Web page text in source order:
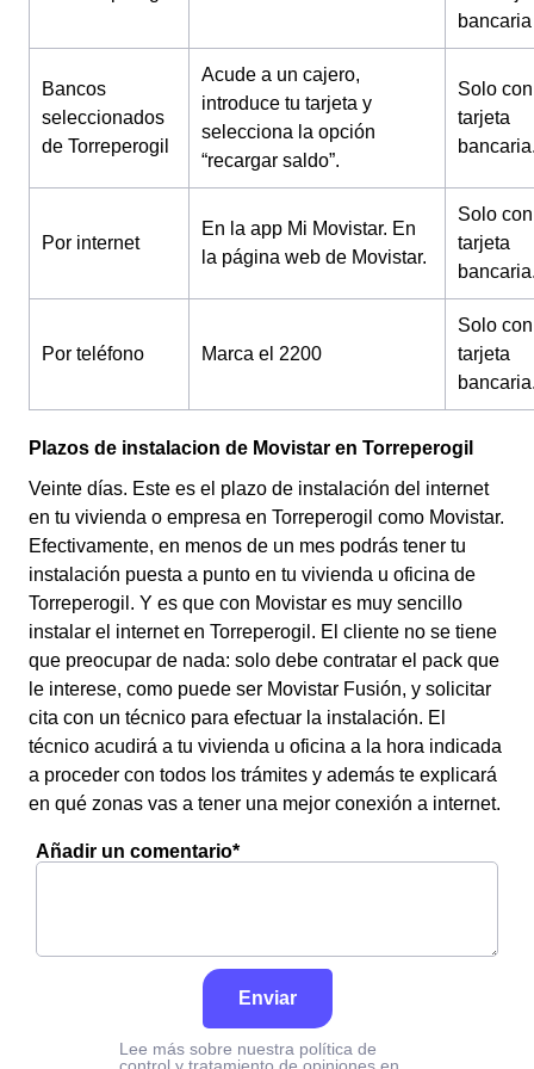
bancaria
Bancos
seleccionados
de Torreperogil
Acude a un cajero,
introduce tu tarjeta y
selecciona la opción
“recargar saldo”.
Solo con
tarjeta
Por internet
En la app Mi Movistar. En
la página web de Movistar.
Solo con
tarjeta
Por teléfono Marca el 2200
Solo con
tarjeta
Plazos de instalacion de Movistar en Torreperogil
Veinte días. Este es el plazo de instalación del internet
en tu vivienda o empresa en Torreperogil como Movistar.
Efectivamente, en menos de un mes podrás tener tu
instalación puesta a punto en tu vivienda u oficina de
Torreperogil. Y es que con Movistar es muy sencillo
instalar el internet en Torreperogil. El cliente no se tiene
que preocupar de nada: solo debe contratar el pack que
le interese, como puede ser Movistar Fusión, y solicitar
cita con un técnico para efectuar la instalación. El
técnico acudirá a tu vivienda u oficina a la hora indicada
a proceder con todos los trámites y además te explicará
en qué zonas vas a tener una mejor conexión a internet.
Añadir un comentario*
Enviar
Lee más sobre nuestra política de